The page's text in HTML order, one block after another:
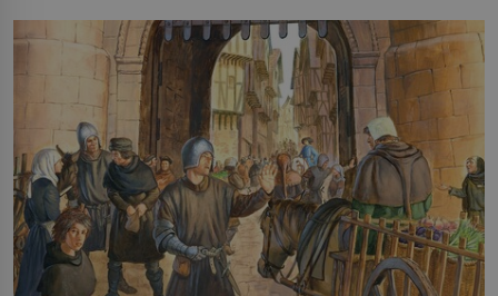
pře hned několik latinskoamerických zemí a k tomu
Francie, kde se traduje,